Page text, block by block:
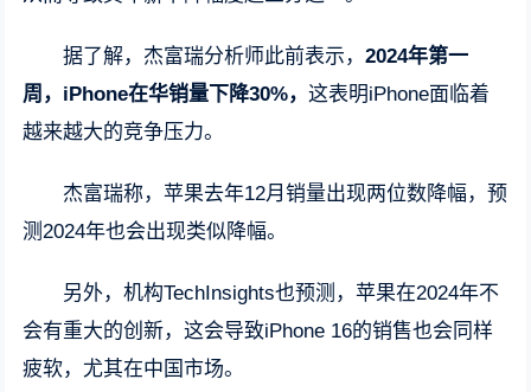
据了解，杰富瑞分析师此前表示，2024年第一
周，iPhone在华销量下降30%，这表明iPhone面临着
越来越大的竞争压力。
杰富瑞称，苹果去年12月销量出现两位数降幅，预
测2024年也会出现类似降幅。
另外，机构TechInsights也预测，苹果在2024年不
会有重大的创新，这会导致iPhone 16的销售也会同样
疲软，尤其在中国市场。